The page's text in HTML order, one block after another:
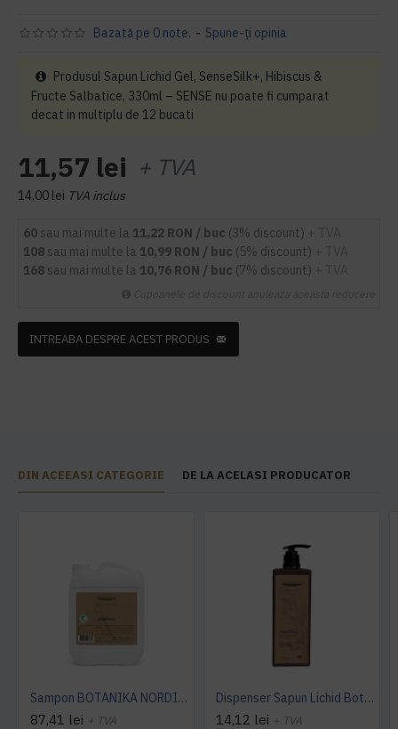
Bazată pe 0 note. - Spune-ţi opinia
11,57 lei + TVA
14,00 lei TVA inclus
Produsul Sapun Lichid Gel, SenseSilk+, Hibiscus &
Fructe Salbatice, 330ml – SENSE nu poate fi cumparat
decat in multiplu de 12 bucati
60 sau mai multe la 11,22 RON / buc (3% discount)
108 sau mai multe la 10,99 RON / buc (5% discount)
168 sau mai multe la 10,76 RON / buc (7% discount)
INTREABA DESPRE ACEST PRODUS
DIN ACEEASI CATEGORIE DE LA ACELASI PRODUCATOR
Sampon BOTANIKA NORDIC SWAN 5L -ECOLABEL -Nordic Argan
87,41 lei + TVA
Dispenser Sapun Lichid Botanika 300ml
14,12 lei + TVA